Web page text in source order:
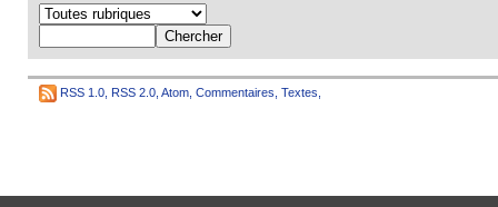
RSS 1.0 RSS 2.0 Atom Commentaires Textes